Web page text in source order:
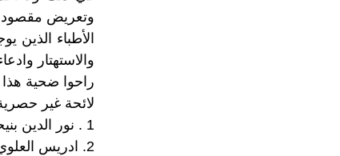
وتعريض مقصود
الأطباء
والاستهتار
راحوا ضحية
لائحة غير
1 . نور الدين بنيحيى
2. ادريس العلوي